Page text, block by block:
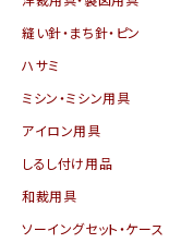
縫い針・まち針・ピン
ハサミ
ミシン・ミシン用具
アイロン用具
しるし付け用品
和裁用具
ソーイングセット・ケース